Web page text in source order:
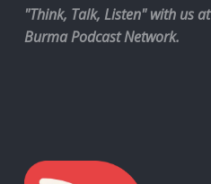
"Think, Talk, Listen" with us at
Burma Podcast Network.